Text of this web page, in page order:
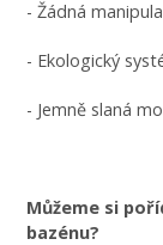
- Žádná
- Ekologický
- Jemně slaná
Můžeme si
bazénu?